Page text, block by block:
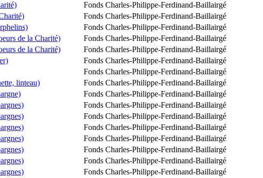
Fonds Charles-Philippe-Ferdinand-Baillairgé
Fonds Charles-Philippe-Ferdinand-Baillairgé
Fonds Charles-Philippe-Ferdinand-Baillairgé
de la Charité)
Fonds Charles-Philippe-Ferdinand-Baillairgé
de la Charité)
Fonds Charles-Philippe-Ferdinand-Baillairgé
Fonds Charles-Philippe-Ferdinand-Baillairgé
Fonds Charles-Philippe-Ferdinand-Baillairgé
linteau)
Fonds Charles-Philippe-Ferdinand-Baillairgé
Fonds Charles-Philippe-Ferdinand-Baillairgé
Fonds Charles-Philippe-Ferdinand-Baillairgé
Fonds Charles-Philippe-Ferdinand-Baillairgé
Fonds Charles-Philippe-Ferdinand-Baillairgé
Fonds Charles-Philippe-Ferdinand-Baillairgé
Fonds Charles-Philippe-Ferdinand-Baillairgé
Fonds Charles-Philippe-Ferdinand-Baillairgé
Fonds Charles-Philippe-Ferdinand-Baillairgé